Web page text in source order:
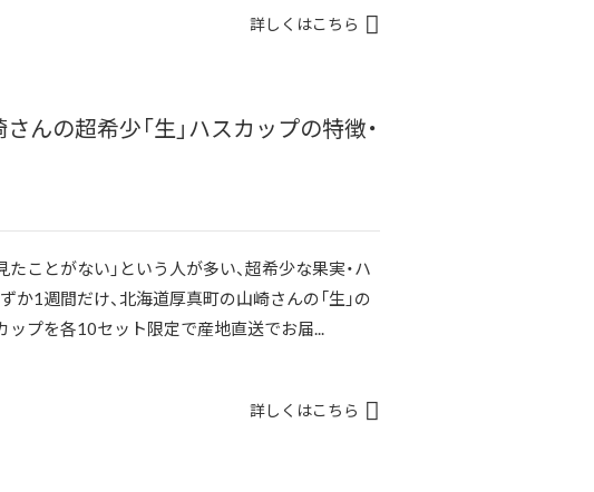
詳しくはこちら
んの超希少「生」ハスカップの特徴・
ことがない」という人が多い、超希少な果実・ハ
か1週間だけ、北海道厚真町の山崎さんの「生」の
ップを各10セット限定で産地直送でお届...
詳しくはこちら